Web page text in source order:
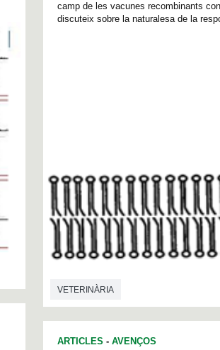
camp de les vacunes recombinants
discuteix sobre la naturalesa de la
VETERINÀRIA
ARTICLES - AVENÇOS